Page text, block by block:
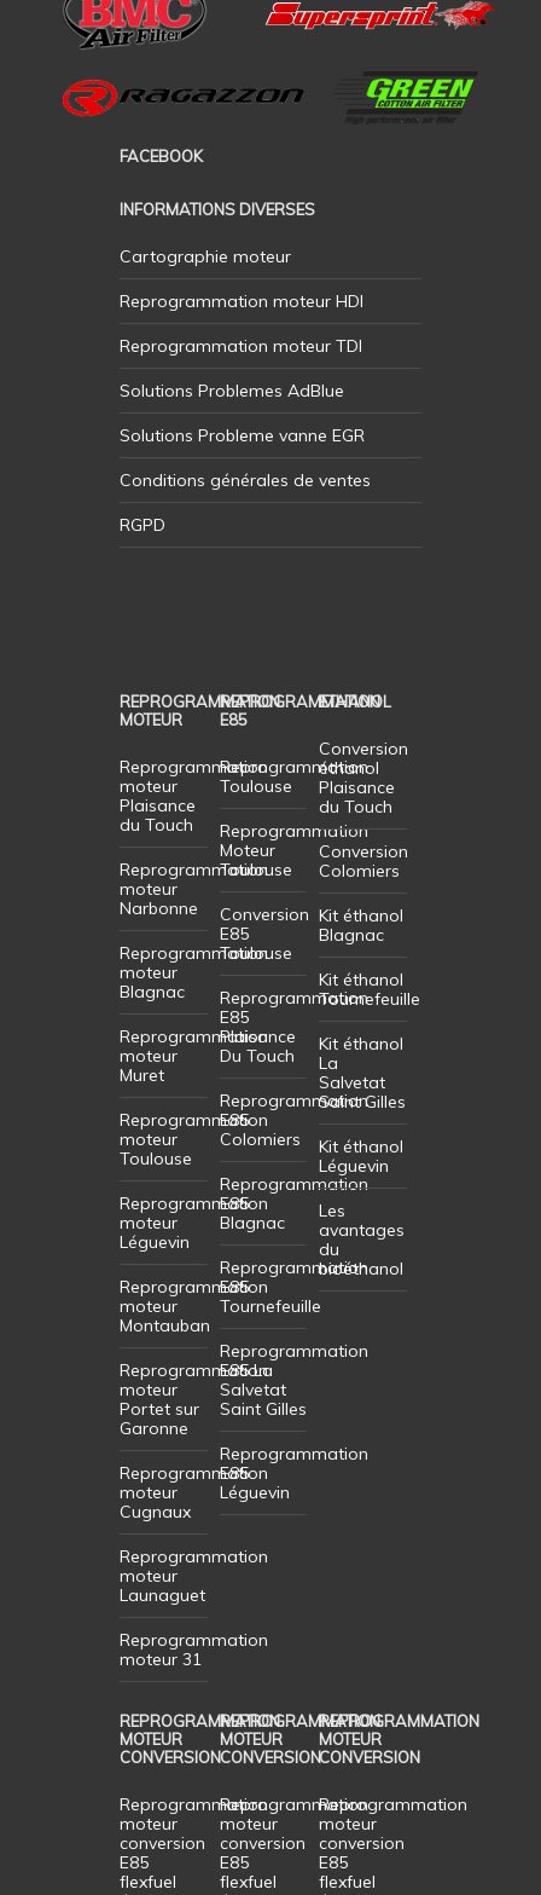
FACEBOOK
INFORMATIONS DIVERSES
Cartographie moteur
Reprogrammation moteur HDI
Reprogrammation moteur TDI
Solutions Problemes AdBlue
Solutions Probleme vanne EGR
Conditions générales de ventes
RGPD
REPROGRAMMATION
MOTEUR
Reprogrammation
moteur
Plaisance
du Touch
Reprogrammation
moteur
Narbonne
Reprogrammation
moteur
Blagnac
Reprogrammation
moteur
Muret
Reprogrammation
moteur
Toulouse
Reprogrammation
moteur
Léguevin
Reprogrammation
moteur
Montauban
Reprogrammation
moteur
Portet sur
Garonne
Reprogrammation
moteur
Cugnaux
Reprogrammation
moteur
Launaguet
Reprogrammation
moteur 31
REPROGRAMMATION
E85
Reprogrammation
Toulouse
Reprogrammation
Moteur
Toulouse
Conversion
E85
Toulouse
Reprogrammation
E85
Plaisance
Du Touch
Reprogrammation
E85
Colomiers
Reprogrammation
E85
Blagnac
Reprogrammation
E85
Tournefeuille
Reprogrammation
E85 La
Salvetat
Saint Gilles
Reprogrammation
E85
Léguevin
ETHANOL
Conversion
éthanol
Plaisance
du Touch
Conversion
Colomiers
Kit éthanol
Blagnac
Kit éthanol
Tournefeuille
Kit éthanol
La
Salvetat
Saint Gilles
Kit éthanol
Léguevin
Les
avantages
du
bioéthanol
REPROGRAMMATION
MOTEUR
CONVERSION
Reprogrammation
moteur
conversion
E85
flexfuel
REPROGRAMMATION
MOTEUR
CONVERSION
Reprogrammation
moteur
conversion
E85
flexfuel
REPROGRAMMATION
MOTEUR
CONVERSION
Reprogrammation
moteur
conversion
E85
flexfuel